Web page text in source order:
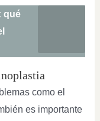
qué
como el
es importante